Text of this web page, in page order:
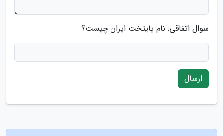
سوال اتفاقی: نام پایتخت ایران چیست؟
ارسال